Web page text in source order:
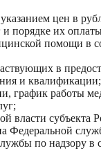
цен в
порядке их
помощи в
в
и квалификации;
график работы
власти
Федеральной
по надзору в